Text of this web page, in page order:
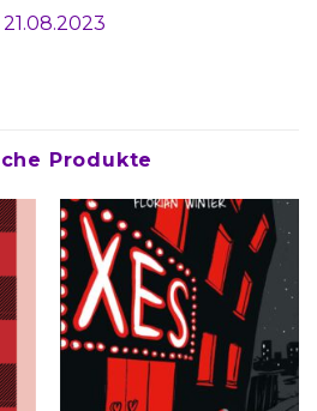
Produkte